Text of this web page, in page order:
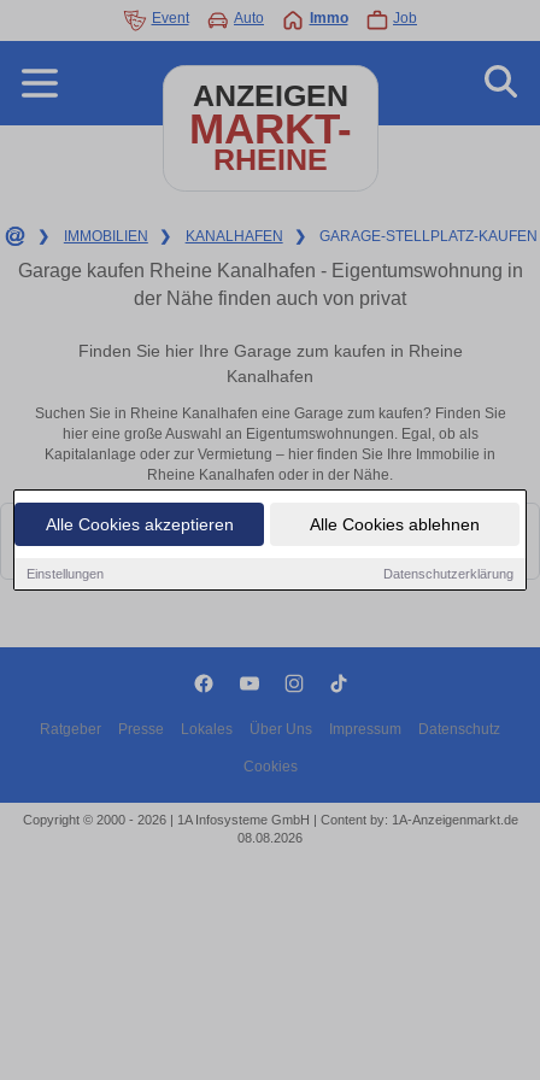
Alle Cookies akzeptieren Alle Cookies ablehnen
Einstellungen Datenschutzerklärung
Event Auto Immo Job
ANZEIGEN
MARKT-
RHEINE
❯ IMMOBILIEN ❯ KANALHAFEN ❯ GARAGE-STELLPLATZ-KAUFEN
Garage kaufen Rheine Kanalhafen - Eigentumswohnung in
der Nähe finden auch von privat
Finden Sie hier Ihre Garage zum kaufen in Rheine
Kanalhafen
Suchen Sie in Rheine Kanalhafen eine Garage zum kaufen? Finden Sie
hier eine große Auswahl an Eigentumswohnungen. Egal, ob als
Kapitalanlage oder zur Vermietung – hier finden Sie Ihre Immobilie in
Rheine Kanalhafen oder in der Nähe.
Leider konnten wir derzeit keine passenden Objekte finden. Schauen Sie
bald wieder vorbei!
Ratgeber Presse Lokales Über Uns Impressum Datenschutz
Cookies
Copyright © 2000 - 2026 | 1A Infosysteme GmbH | Content by: 1A-Anzeigenmarkt.de
08.08.2026